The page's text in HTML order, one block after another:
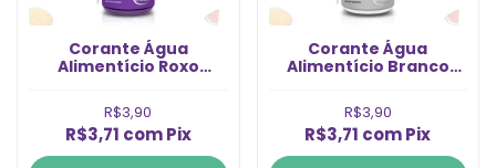
Corante Água
Alimentício Roxo
R$3,90
R$3,71 com Pix
Corante Água
Alimentício Branco
R$3,90
R$3,71 comPix